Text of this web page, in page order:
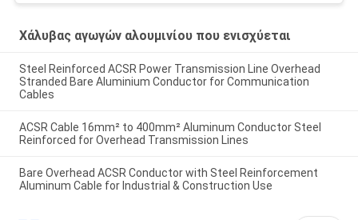
Χάλυβας αγωγών αλουμινίου που ενισχύεται
Steel Reinforced ACSR Power Transmission Line Overhead
Stranded Bare Aluminium Conductor for Communication
Cables
ACSR Cable 16mm² to 400mm² Aluminum Conductor Steel
Reinforced for Overhead Transmission Lines
Bare Overhead ACSR Conductor with Steel Reinforcement
Aluminum Cable for Industrial & Construction Use